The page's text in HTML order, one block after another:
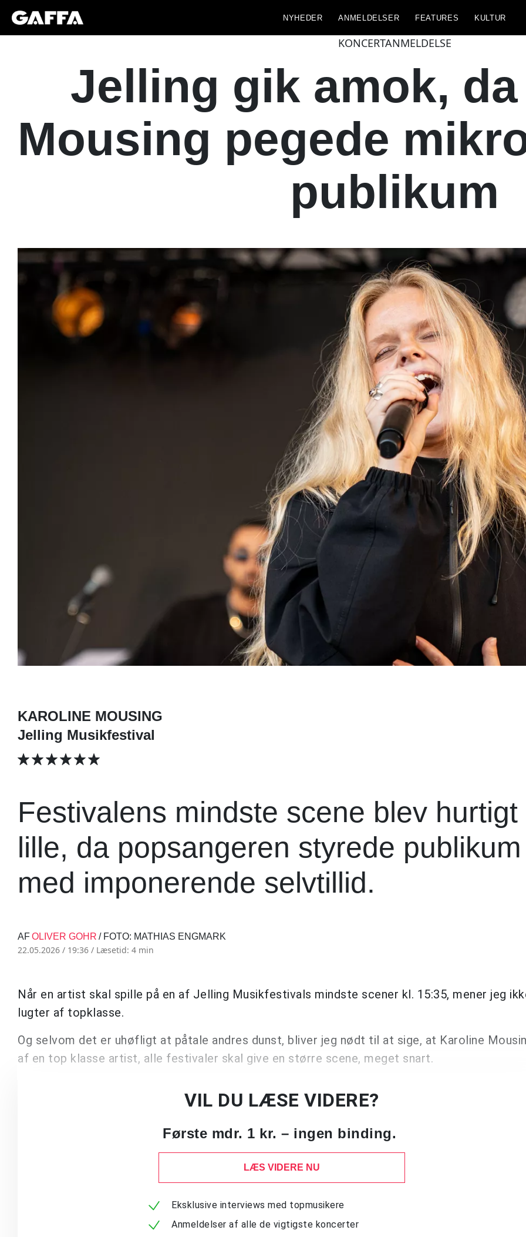
NYHEDER ANMELDELSER FEATURES KULTUR
KONCERTANMELDELSE
Jelling gik amok,
Mousing pegede
publikum
KAROLINE MOUSING
Jelling Musikfestival
Festivalens mindste scene blev hurtigt
lille, da popsangeren styrede publikum
med imponerende selvtillid.
AFOLIVER GOHR / FOTO: MATHIAS ENGMARK
22.05.2026 / 19:36 / Læsetid: 4 min
Når en artist skal spille på en af Jelling Musikfestivals mindste scener kl. 15:35, mener jeg
lugter af topklasse.
Og selvom det er uhøfligt at påtale andres dunst, bliver jeg nødt til at sige, at Karoline
af en top klasse artist, alle festivaler skal give en større scene, meget snart.
VIL DU LÆSE VIDERE?
Første mdr. 1 kr. – ingen binding.
LÆS VIDERE NU
Eksklusive interviews med topmusikere
Anmeldelser af alle de vigtigste koncerter